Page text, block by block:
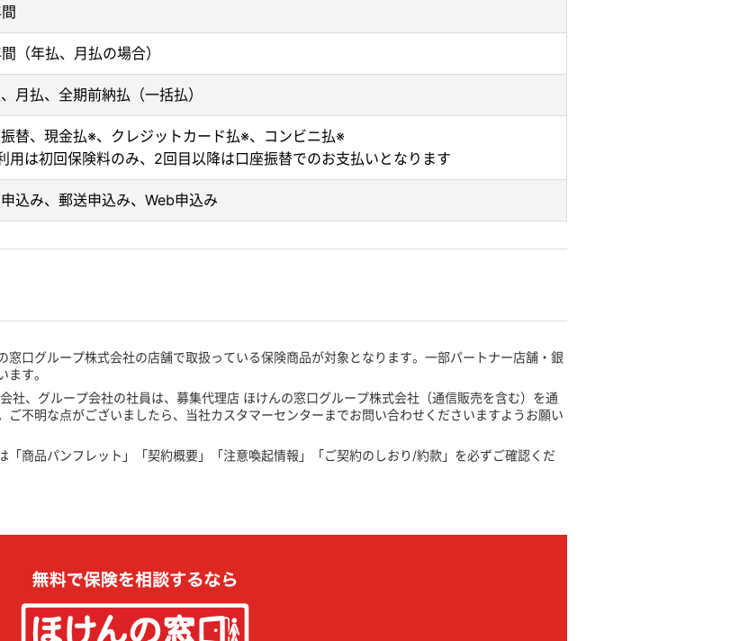
（年払、月払の場合）
月払、全期前納払（一括払）
替、現金払※、クレジットカード払※、コンビニ払※
用は初回保険料のみ、2回目以降は口座振替でのお支払いとなります
込み、郵送申込み、Web申込み
口グループ株式会社の店舗で取扱っている保険商品が対象となります。一部パートナー店舗・銀
す。
社、グループ会社の社員は、募集代理店 ほけんの窓口グループ株式会社（通信販売を含む）を通
ご不明な点がございましたら、当社カスタマーセンターまでお問い合わせくださいますようお願い
「商品パンフレット」「契約概要」「注意喚起情報」「ご契約のしおり/約款」を必ずご確認くだ